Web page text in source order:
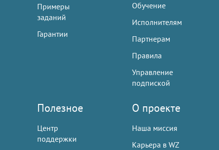
Примеры
заданий
Гарантии
Обучение
Исполнителям
Партнерам
Правила
Управление
подпиской
Полезное
Центр
поддержки
О проекте
Наша миссия
Карьера в WZ